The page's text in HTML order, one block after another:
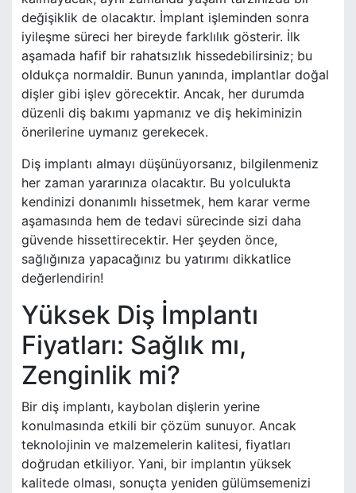
değişiklik de olacaktır. İmplant işleminden sonra
iyileşme süreci her bireyde farklılık gösterir. İlk
aşamada hafif bir rahatsızlık hissedebilirsiniz; bu
oldukça normaldir. Bunun yanında, implantlar doğal
dişler gibi işlev görecektir. Ancak, her durumda
düzenli diş bakımı yapmanız ve diş hekiminizin
önerilerine uymanız gerekecek.
Diş implantı almayı düşünüyorsanız, bilgilenmeniz
her zaman yararınıza olacaktır. Bu yolculukta
kendinizi donanımlı hissetmek, hem karar verme
aşamasında hem de tedavi sürecinde sizi daha
güvende hissettirecektir. Her şeyden önce,
sağlığınıza yapacağınız bu yatırımı dikkatlice
değerlendirin!
Yüksek Diş İmplantı
Fiyatları: Sağlık mı,
Zenginlik mi?
Bir diş implantı, kaybolan dişlerin yerine
konulmasında etkili bir çözüm sunuyor. Ancak
teknolojinin ve malzemelerin kalitesi, fiyatları
doğrudan etkiliyor. Yani, bir implantın yüksek
kalitede olması, sonuçta yeniden gülümsemenizi